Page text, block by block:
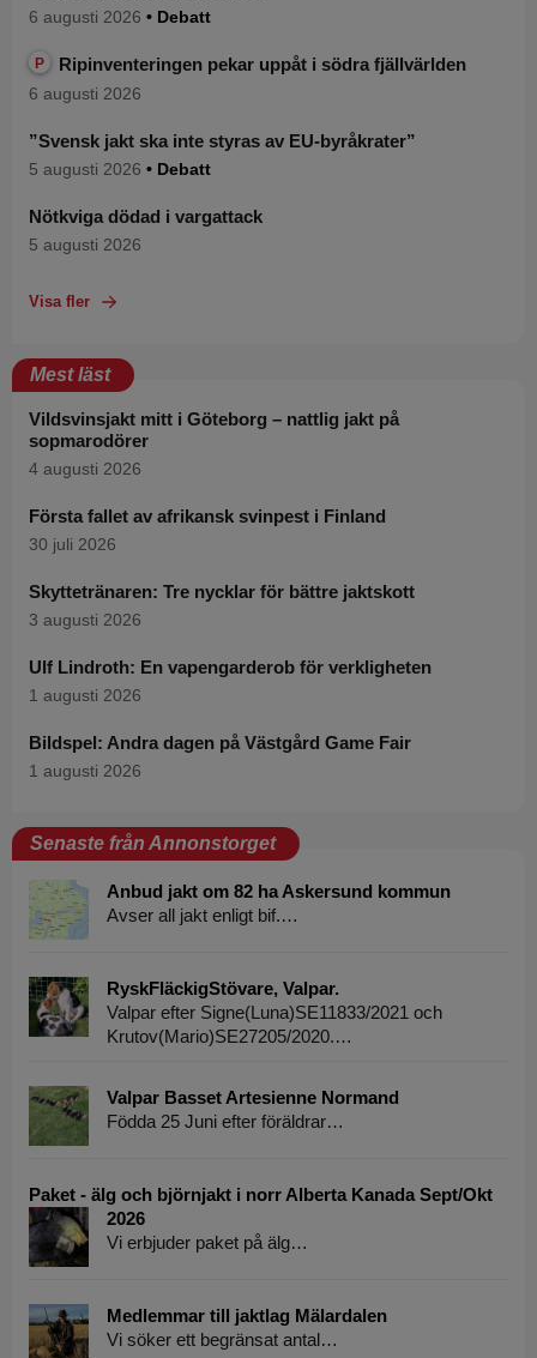
6 augusti 2026 • Debatt
P Ripinventeringen pekar uppåt i södra fjällvärlden
6 augusti 2026
”Svensk jakt ska inte styras av EU-byråkrater”
5 augusti 2026 • Debatt
Nötkviga dödad i vargattack
5 augusti 2026
Visa fler
Mest läst
Vildsvinsjakt mitt i Göteborg – nattlig jakt på
sopmarodörer
4 augusti 2026
Första fallet av afrikansk svinpest i Finland
30 juli 2026
Skyttetränaren: Tre nycklar för bättre jaktskott
3 augusti 2026
Ulf Lindroth: En vapengarderob för verkligheten
1 augusti 2026
Bildspel: Andra dagen på Västgård Game Fair
1 augusti 2026
Senaste från Annonstorget
Anbud jakt om 82 ha Askersund kommun
Avser all jakt enligt bif.…
RyskFläckigStövare, Valpar.
Valpar efter Signe(Luna)SE11833/2021 och
Krutov(Mario)SE27205/2020.…
Valpar Basset Artesienne Normand
Födda 25 Juni efter föräldrar…
Paket - älg och björnjakt i norr Alberta Kanada Sept/Okt
2026
Vi erbjuder paket på älg…
Medlemmar till jaktlag Mälardalen
Vi söker ett begränsat antal…